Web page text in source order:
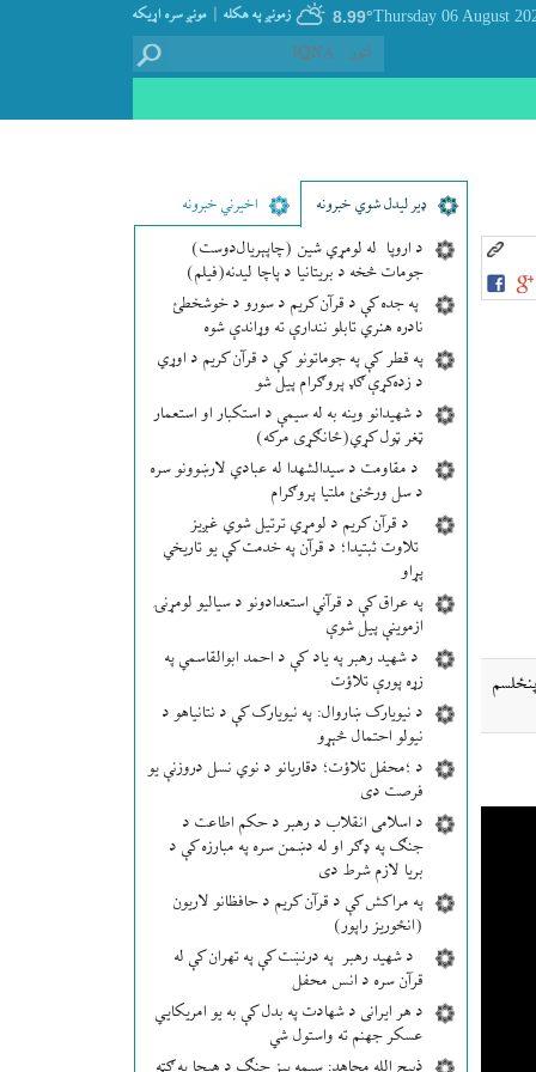
مونږ سره اړيکه | زمونږ په هکله 8.99°
ډير لیدل شوي خبرونه اخیرني خبرونه
د اروپا له لومړي شین (چاپېریال‌دوست)
جومات څخه د بریتانیا د پاچا لیدنه(فیلم)
په جده کې د قرآن کریم د سورو د خوشخطئ
نادره هنري تابلو نندارې ته وړاندې شوه
په قطر کې په جوماتونو کې د قرآن کریم د اوړي
د زده‌کړې ګډ پروګرام پیل شو
د شهیدانو وینه به له سیمې د استکبار او استعمار
ټغر ټول کړي(ځانګړی مرکه)
د مقاومت د سیدالشهدا له عبادي لارښوونو سره
د سل ورځنئ ملتیا پروګرام
د قرآن کریم د لومړي ترتیل شوي غږیز
تلاوت ثبتیدا؛ د قرآن په خدمت کې یو تاریخي
پړاو
په عراق کې د قرآني استعدادونو د سیالیو لومړنۍ
ازموینې پیل شوې
د شهید رهبر په یاد کې د احمد ابوالقاسمي په
زړه پورې تلاؤت
د نیویارک ښاروال: په نیویارک کې د نتانیاهو د
نیولو احتمال څېړو
د ؛محفل تلاؤت؛ دقاریانو د نوي نسل دروزنې یو
فرصت دی
د اسلامی انقلاب د رهبر د حکم اطاعت د
جنګ په ډګر او له دښمن سره په مبارزه کې د
بریا لازم شرط دی
په مراکش کې د قرآن کریم د حافظانو لاریون
(انځوریز راپور)
د شهید رهبر په درنښت کې په تهران کې له
قرآن سره د انس محفل
د هر ایرانی د شهادت په بدل کې به یو امریکایي
عسکر جهنم ته واستول شي